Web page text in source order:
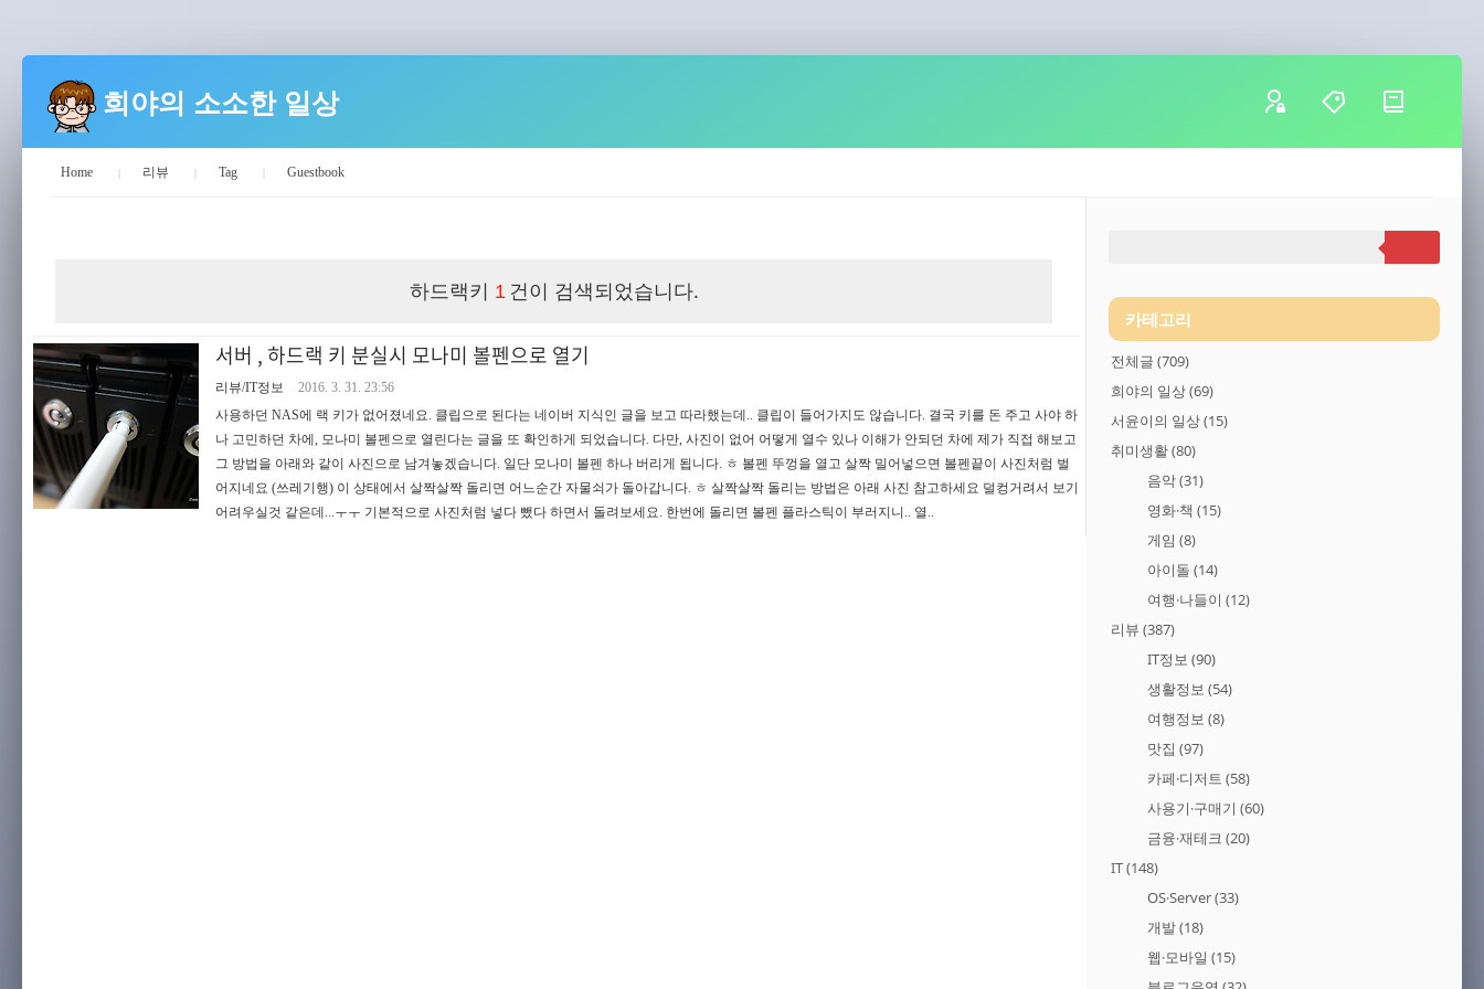
희야의 소소한 일상
Home 리뷰 Tag Guestbook
하드랙키 1 건이 검색되었습니다.
서버 , 하드랙 키 분실시 모나미 볼펜으로 열기
리뷰/IT정보
2016. 3. 31. 23:56
사용하던 NAS에 랙 키가 없어졌네요. 클립으로 된다는 네이버 지식인 글을 보고 따라했는데.. 클립이 들어가지도 않습니다. 결국 키를 돈 주고 사야 하
나 고민하던 차에, 모나미 볼펜으로 열린다는 글을 또 확인하게 되었습니다. 다만, 사진이 없어 어떻게 열수 있나 이해가 안되던 차에 제가 직접 해보고
그 방법을 아래와 같이 사진으로 남겨놓겠습니다. 일단 모나미 볼펜 하나 버리게 됩니다. ㅎ 볼펜 뚜껑을 열고 살짝 밀어넣으면 볼펜끝이 사진처럼 벌
어지네요 (쓰레기행) 이 상태에서 살짝살짝 돌리면 어느순간 자물쇠가 돌아갑니다. ㅎ 살짝살짝 돌리는 방법은 아래 사진 참고하세요 덜컹거려서 보기
어려우실것 같은데...ㅜㅜ 기본적으로 사진처럼 넣다 뺐다 하면서 돌려보세요. 한번에 돌리면 볼펜 플라스틱이 부러지니.. 열..
카테고리
전체글 (709)
희야의 일상(69)
서윤이의 일상(15)
취미생활(80)
음악(31)
영화·책 (15)
게임 (8)
아이돌 (14)
여행·나들이 (12)
리뷰 (387)
IT정보 (90)
생활정보 (54)
여행정보 (8)
맛집 (97)
카페·디저트 (58)
사용기·구매기 (60)
금융·재테크 (20)
IT(148)
OS·Server(33)
개발(18)
웹·모바일 (15)